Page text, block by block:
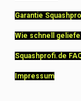
Garantie
Wie schnell
Squashprofi.de
Impressum